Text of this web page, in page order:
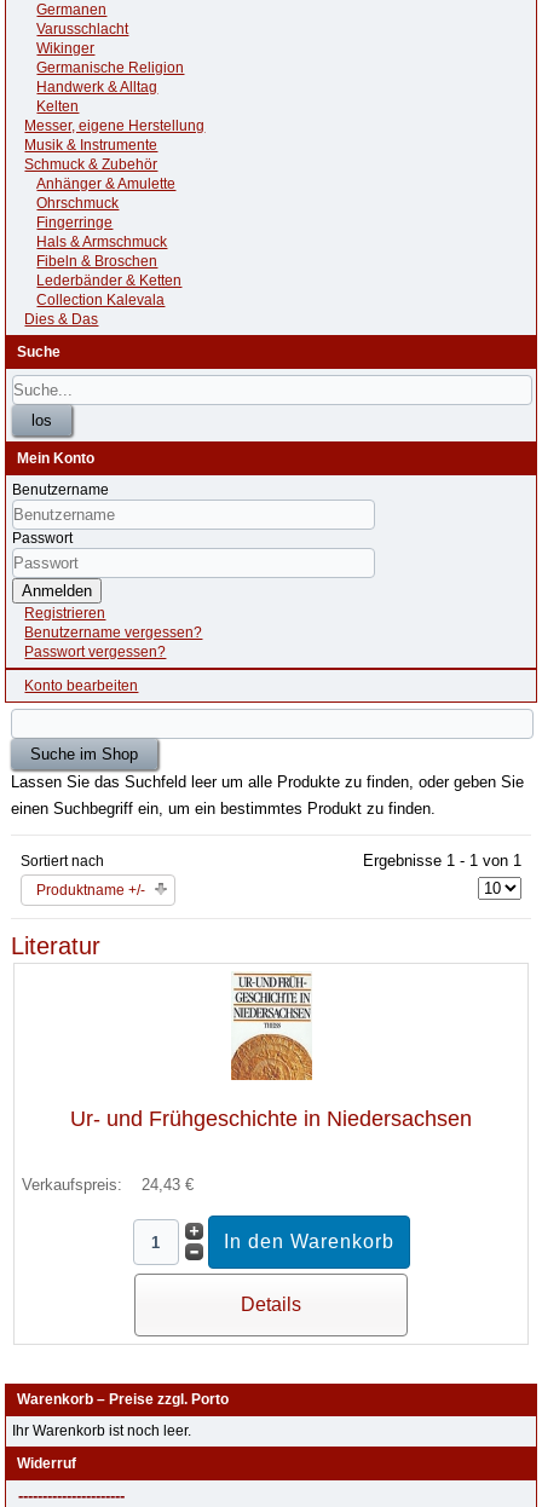
Germanen
Varusschlacht
Wikinger
Germanische Religion
Handwerk & Alltag
Kelten
Messer, eigene Herstellung
Musik & Instrumente
Schmuck & Zubehör
Anhänger & Amulette
Ohrschmuck
Fingerringe
Hals & Armschmuck
Fibeln & Broschen
Lederbänder & Ketten
Collection Kalevala
Dies & Das
Suche
Mein Konto
Benutzername
Passwort
Anmelden
Registrieren
Benutzername vergessen?
Passwort vergessen?
Konto bearbeiten
Lassen Sie das Suchfeld leer um alle Produkte zu finden, oder geben Sie
einen Suchbegriff ein, um ein bestimmtes Produkt zu finden.
Sortiert nach
Produktname +/-
Ergebnisse 1 - 1 von 1
Literatur
Ur- und Frühgeschichte in Niedersachsen
Verkaufspreis: 24,43 €
Details
Warenkorb – Preise zzgl. Porto
Ihr Warenkorb ist noch leer.
Widerruf
----------------------